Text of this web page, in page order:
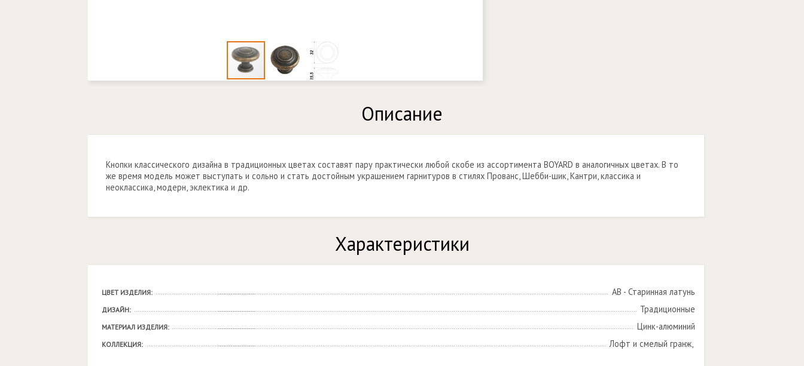
Описание
Кнопки классического дизайна в традиционных цветах составят пару практически любой скобе из ассортимента BOYARD в аналогичных цветах. В то
же время модель может выступать и сольно и стать достойным украшением гарнитуров в стилях Прованс, Шебби-шик, Кантри, классика и
неоклассика, модерн, эклектика и др.
Характеристики
ЦВЕТ ИЗДЕЛИЯ: AB - Старинная латунь
ДИЗАЙН: Традиционные
МАТЕРИАЛ ИЗДЕЛИЯ: Цинк-алюминий
КОЛЛЕКЦИЯ: Лофт и смелый гранж,